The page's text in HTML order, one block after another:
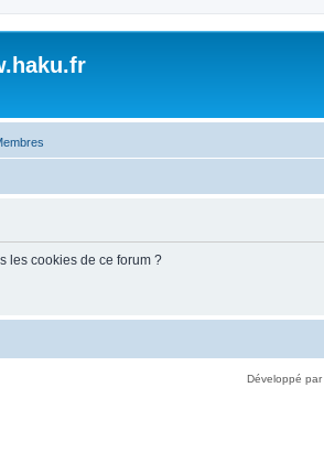
les cookies de ce forum ?
Développé par